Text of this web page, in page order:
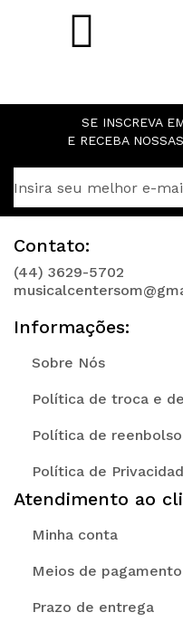
SE INSCREVA
E RECEBA
Contato:
(44) 3629-5702
Informações:
Sobre Nós
Política de troca e
Política de reenbolso
Política de
Atendimento ao
Minha conta
Meios de pagamento
Prazo de entrega